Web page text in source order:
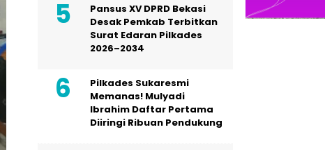
Pansus XV DPRD Bekasi
Desak Pemkab Terbitkan
Surat Edaran Pilkades
2026–2034
Pilkades Sukaresmi
Memanas! Mulyadi
Ibrahim Daftar Pertama
Diiringi Ribuan Pendukung